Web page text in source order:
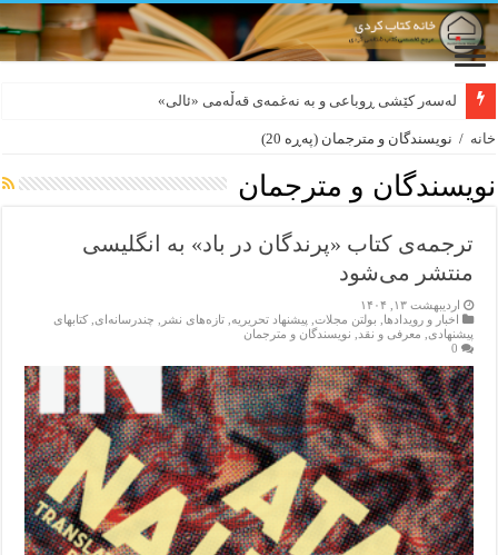
لەسەر کێشی ڕوباعی و به نەغمەی قەڵەمی «ئالی»
بورجە بێ دەلاقەکان نازانن دەرەوە چەند شەممەیە!
خانه / نویسندگان و مترجمان (پەڕە 20)
نویسندگان و مترجمان
ترجمه‌ی کتاب «پرندگان در باد» به انگلیسی
منتشر می‌شود
اردیبهشت ۱۳, ۱۴۰۴
اخبار و رویدادها
بولتن مجلات پیشنهاد تحریریه ,تازەهای نشر چندرسانه‌ای ,کتابهای
پیشنهادی
معرفی و نقد
نویسندگان و مترجمان
0